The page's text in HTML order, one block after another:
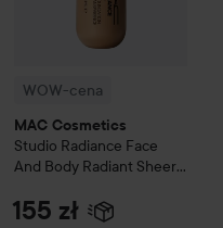
WOW-cena
MAC Cosmetics
Studio Radiance Face
And Body Radiant Sheer
155 zł